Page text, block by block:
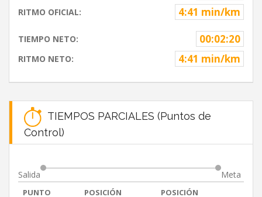
RITMO OFICIAL: 4:41 min/km
TIEMPO NETO: 00:02:20
RITMO NETO: 4:41 min/km
TIEMPOS PARCIALES (Puntos de
Control)
Salida Meta
PUNTO POSICIÓN POSICIÓN